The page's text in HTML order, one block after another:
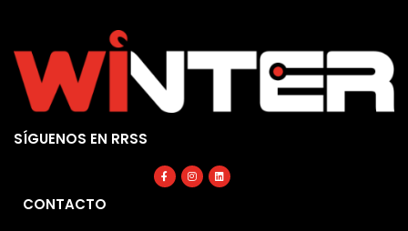
SÍGUENOS EN RRSS
Facebook-
f
Instagram
Linkedin
CONTACTO